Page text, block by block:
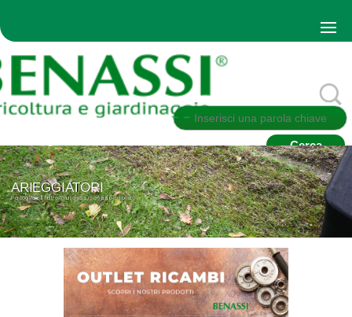
ARIEGGIATORI
Per togliere il feltro/muschio superficiale del prato